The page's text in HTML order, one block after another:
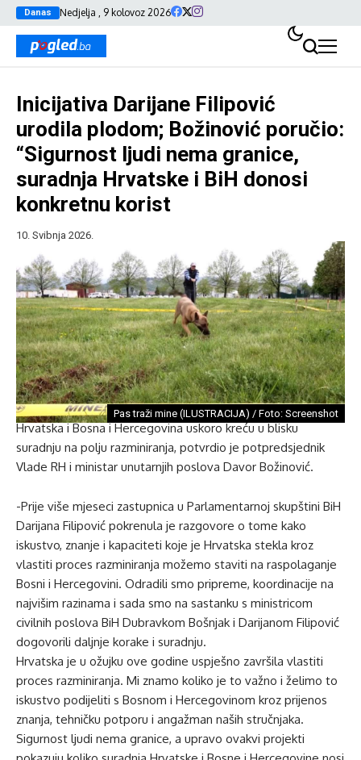
Danas Nedjelja , 9 kolovoz 2026
Inicijativa Darijane Filipović
urodila plodom; Božinović poručio:
“Sigurnost ljudi nema granice,
suradnja Hrvatske i BiH donosi
konkretnu korist
10. Svibnja 2026.
Pas traži mine (ILUSTRACIJA) / Foto: Screenshot
Hrvatska i Bosna i Hercegovina uskoro kreću u blisku
suradnju na polju razminiranja, potvrdio je potpredsjednik
Vlade RH i ministar unutarnjih poslova Davor Božinović.
-Prije više mjeseci zastupnica u Parlamentarnoj skupštini BiH
Darijana Filipović pokrenula je razgovore o tome kako
iskustvo, znanje i kapaciteti koje je Hrvatska stekla kroz
vlastiti proces razminiranja možemo staviti na raspolaganje
Bosni i Hercegovini. Odradili smo pripreme, koordinacije na
najvišim razinama i sada smo na sastanku s ministricom
civilnih poslova BiH Dubravkom Bošnjak i Darijanom Filipović
dogovorili daljnje korake i suradnju.
Hrvatska je u ožujku ove godine uspješno završila vlastiti
proces razminiranja. Mi znamo koliko je to važno i želimo to
iskustvo podijeliti s Bosnom i Hercegovinom kroz prijenos
znanja, tehničku potporu i angažman naših stručnjaka.
Sigurnost ljudi nema granice, a upravo ovakvi projekti